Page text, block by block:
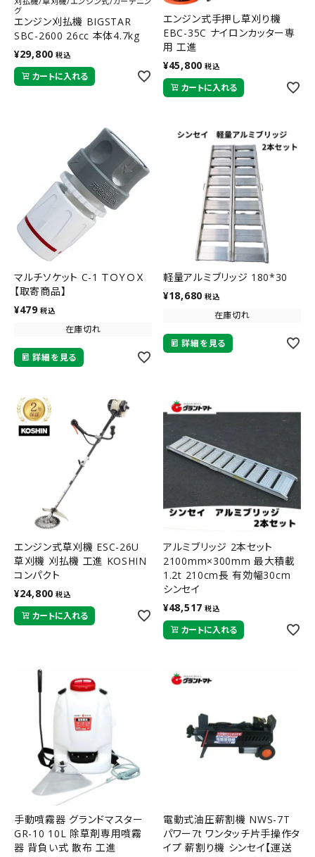
グ
エンジン刈払機 BIGSTAR
SBC-2600 26cc 本体4.7kg
シンセイ 【取寄商品】
¥29,800 税込
カートに入れる
エンジン式手押し草刈り機
EBC-35C ナイロンカッター専
用 工進
¥45,800 税込
カートに入れる
マルチソケット C-1 ＴＯＹＯＸ
【取寄商品】
¥479 税込
在庫切れ
詳細を見る
軽量アルミブリッジ 180*30
¥18,680 税込
在庫切れ
詳細を見る
エンジン式草刈機 ESC-26U
草刈機 刈払機 工進 KOSHIN
コンパクト
¥24,800 税込
カートに入れる
アルミブリッジ 2本セット
2100mm×300mm 最大積載
1.2t 210cm長 有効幅30cm
シンセイ
¥48,517 税込
カートに入れる
手動噴霧器 グランドマスター
GR-10 10L 除草剤専用噴霧
器 背負い式 散布 工進
電動式油圧薪割機 NWS-7T
パワー7t ワンタッチ片手操作タ
イプ 薪割り機 シンセイ【運送